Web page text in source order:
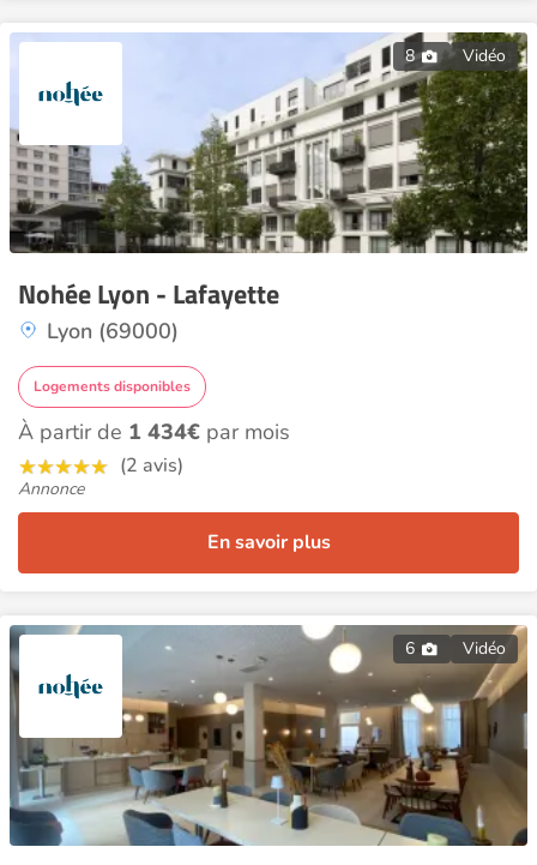
8 Vidéo
Nohée Lyon - Lafayette
Lyon (69000)
Logements disponibles
À partir de 1 434€ par mois
(2 avis)
Annonce
En savoir plus
6 Vidéo